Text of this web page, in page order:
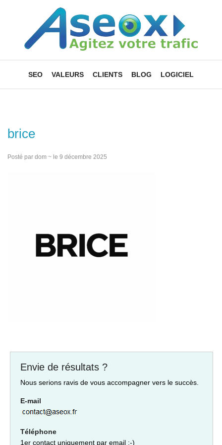
SEO VALEURS CLIENTS BLOG LOGICIEL
brice
Posté par dom ~ le 9 décembre 2025
Envie de résultats ?
Nous serions ravis de vous accompagner vers le succès.
E-mail
Téléphone
1er contact uniquement par email :-)